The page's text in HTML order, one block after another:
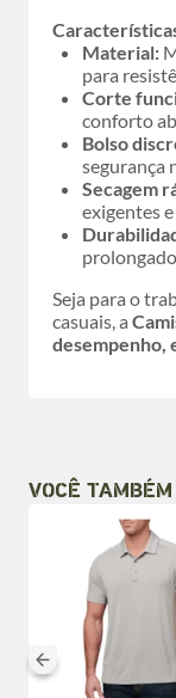
Material:
para
Corte
conforto
Bolso
segurança
Secagem
exigentes
Seja para o
casuais, a
desempenho,
VOCÊ